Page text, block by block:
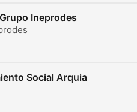
Ineprodes
Social Arquia